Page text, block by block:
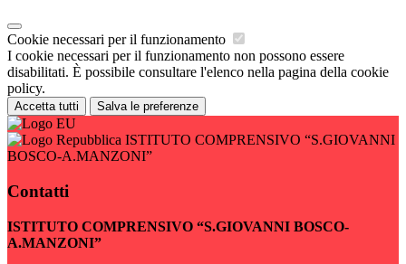
Cookie necessari per il funzionamento
I cookie necessari per il funzionamento non possono essere
disabilitati. È possibile consultare l'elenco nella pagina della cookie
policy.
Accetta tutti Salva le preferenze
ISTITUTO COMPRENSIVO “S.GIOVANNI
BOSCO-A.MANZONI”
Contatti
ISTITUTO COMPRENSIVO “S.GIOVANNI BOSCO-
A.MANZONI”